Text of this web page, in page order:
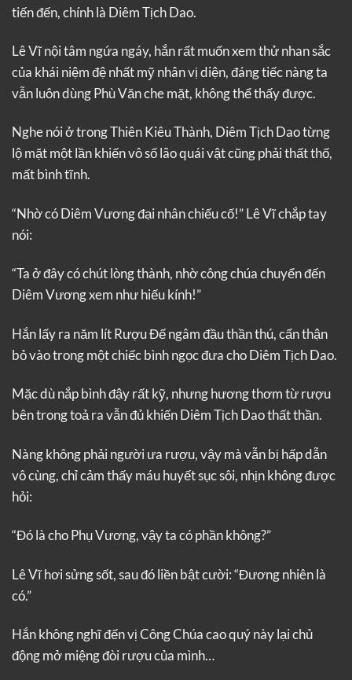
tiến đến, chính là Diêm Tịch Dao.
Lê Vĩ nội tâm ngứa ngáy, hắn rất muốn xem thử nhan sắc
của khái niệm đệ nhất mỹ nhân vị diện, đáng tiếc nàng ta
vẫn luôn dùng Phù Văn che mặt, không thể thấy được.
Nghe nói ở trong Thiên Kiêu Thành, Diêm Tịch Dao từng
lộ mặt một lần khiến vô số lão quái vật cũng phải thất thố,
mất bình tĩnh.
“Nhờ có Diêm Vương đại nhân chiếu cố!” Lê Vĩ chắp tay
nói:
“Ta ở đây có chút lòng thành, nhờ công chúa chuyển đến
Diêm Vương xem như hiếu kính!”
Hắn lấy ra năm lít Rượu Đế ngâm đầu thần thú, cẩn thận
bỏ vào trong một chiếc bình ngọc đưa cho Diêm Tịch Dao.
Mặc dù nắp bình đậy rất kỹ, nhưng hương thơm từ rượu
bên trong toả ra vẫn đủ khiến Diêm Tịch Dao thất thần.
Nàng không phải người ưa rượu, vậy mà vẫn bị hấp dẫn
vô cùng, chỉ cảm thấy máu huyết sục sôi, nhịn không được
hỏi:
“Đó là cho Phụ Vương, vậy ta có phần không?”
Lê Vĩ hơi sửng sốt, sau đó liền bật cười: “Đương nhiên là
có.”
Hắn không nghĩ đến vị Công Chúa cao quý này lại chủ
động mở miệng đòi rượu của mình…